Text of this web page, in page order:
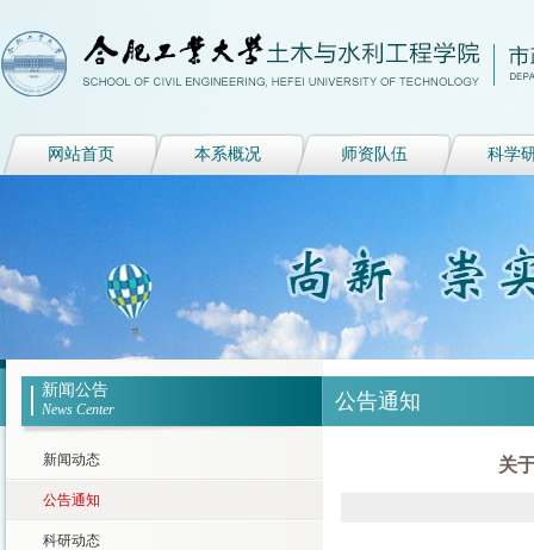
网站首页 本系概况 师资队伍 科学
新闻公告
News Center
新闻动态
公告通知
科研动态
公告通知
关